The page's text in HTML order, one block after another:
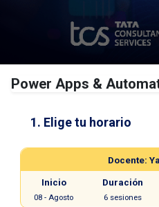
Power Apps &
1. Elige tu horario
Docente:
Inicio
08 - Agosto
Duración
6 sesiones